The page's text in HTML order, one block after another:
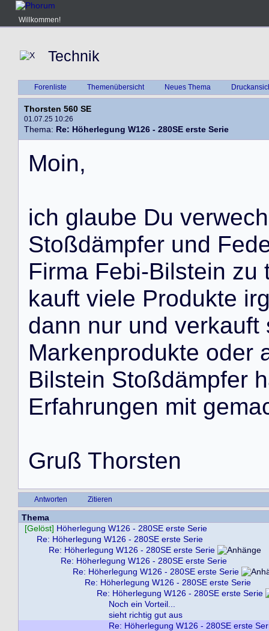
Willkommen!
Technik
Forenliste Themenübersicht Neues Thema
Thorsten 560 SE
01.07.25 10:26
Thema: Re: Höherlegung W126 - 280SE erste Serie
Moin,
ich glaube Du verwech
Stoßdämpfer und Fed
Firma Febi-Bilstein zu
kauft viele Produkte ir
dann nur und verkauft
Markenprodukte oder
Bilstein Stoßdämpfer h
Erfahrungen mit gema
Gruß Thorsten
Antworten Zitieren
Thema
[Gelöst] Höherlegung W126 - 280SE erste Serie
Re: Höherlegung W126 - 280SE erste Serie
Re: Höherlegung W126 - 280SE erste Serie
Re: Höherlegung W126 - 280SE erste Serie
Re: Höherlegung W126 - 280SE erste Serie
Re: Höherlegung W126 - 280SE erste Serie
Re: Höherlegung W126 - 280SE erste Serie
Noch ein Vorteil...
sieht richtig gut aus
Re: Höherlegung W126 - 280SE erste